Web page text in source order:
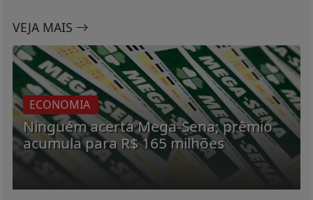
VEJA MAIS
ECONOMIA
Ninguém acerta Mega-Sena; prêmio
acumula para R$ 165 milhões